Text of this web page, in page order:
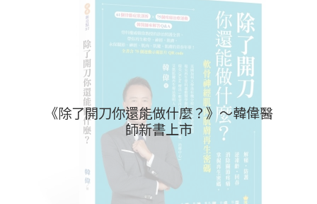
《除了開刀你還能做什麼？》～韓偉醫
師新書上市